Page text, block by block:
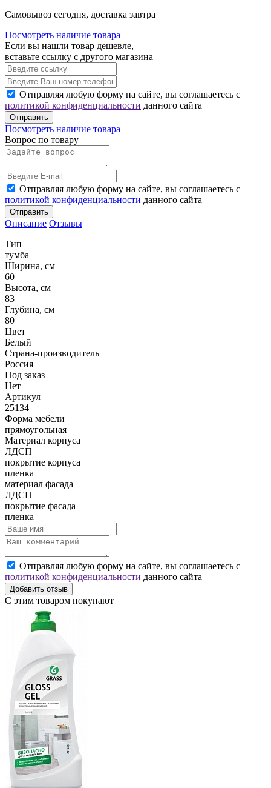
Cамовывоз сегодня, доставка завтра
Посмотреть наличие товара
Если вы нашли товар дешевле,
вставьте ссылку с другого магазина
Отправляя любую форму на сайте, вы соглашаетесь с
политикой конфиденциальности данного сайта
Отправить
Посмотреть наличие товара
Вопрос по товару
Отправляя любую форму на сайте, вы соглашаетесь с
политикой конфиденциальности данного сайта
Отправить
Описание Отзывы
Тип
тумба
Ширина, см
60
Высота, см
83
Глубина, см
80
Цвет
Белый
Страна-производитель
Россия
Под заказ
Нет
Артикул
25134
Форма мебели
прямоугольная
Материал корпуса
ЛДСП
покрытие корпуса
пленка
материал фасада
ЛДСП
покрытие фасада
пленка
Отправляя любую форму на сайте, вы соглашаетесь с
политикой конфиденциальности данного сайта
Добавить отзыв
С этим товаром покупают